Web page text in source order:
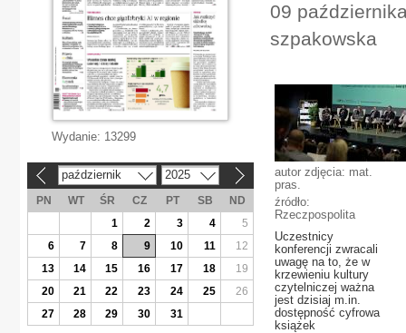
09
szpakowska
autor zdjęcia: mat.
pras.
źródło:
Rzeczpospolita
Uczestnicy
konferencji zwracali
uwagę na to, że w
krzewieniu kultury
czytelniczej ważna
jest dzisiaj m.in.
dostępność cyfrowa
książek
Wydanie: 13299
październik 2025
PN WT ŚR CZ PT SB
ND
1
2 3 4
5
6
7 8 9 10 11
12
13
14 15 16 17 18
19
20
21 22 23 24 25
26
27
28 29 30 31